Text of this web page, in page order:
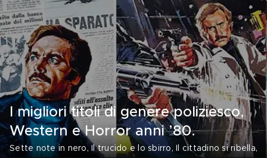
I migliori titoli di genere poliziesco,
Western e Horror anni ’80.
Sette note in nero, Il trucido e lo sbirro, Il cittadino si ribella,